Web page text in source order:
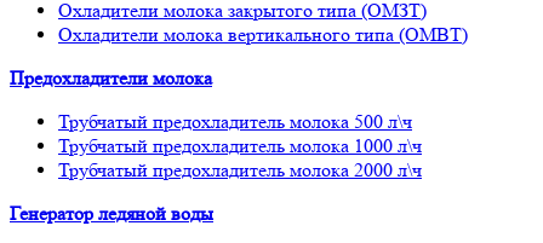
Охладители молока закрытого типа (ОМЗТ)
Охладители молока вертикального типа (ОМВТ)
Предохладители молока
Трубчатый предохладитель молока 500 л\ч
Трубчатый предохладитель молока 1000 л\ч
Трубчатый предохладитель молока 2000 л\ч
Генератор ледяной воды